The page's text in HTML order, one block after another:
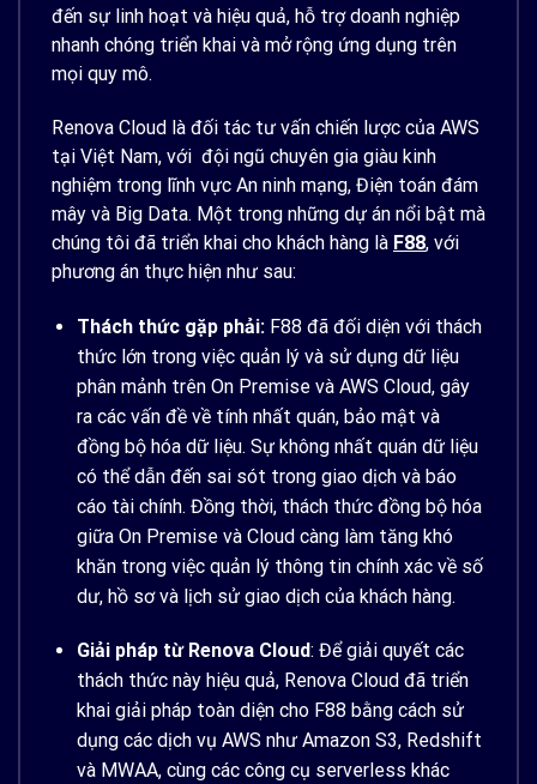
đến sự linh hoạt và hiệu quả, hỗ trợ doanh nghiệp
nhanh chóng triển khai và mở rộng ứng dụng trên
mọi quy mô.
Renova Cloud là đối tác tư vấn chiến lược của AWS
tại Việt Nam, với đội ngũ chuyên gia giàu kinh
nghiệm trong lĩnh vực An ninh mạng, Điện toán đám
mây và Big Data. Một trong những dự án nổi bật mà
chúng tôi đã triển khai cho khách hàng là F88, với
phương án thực hiện như sau:
Thách thức gặp phải: F88 đã đối diện với thách
thức lớn trong việc quản lý và sử dụng dữ liệu
phân mảnh trên On Premise và AWS Cloud, gây
ra các vấn đề về tính nhất quán, bảo mật và
đồng bộ hóa dữ liệu. Sự không nhất quán dữ liệu
có thể dẫn đến sai sót trong giao dịch và báo
cáo tài chính. Đồng thời, thách thức đồng bộ hóa
giữa On Premise và Cloud càng làm tăng khó
khăn trong việc quản lý thông tin chính xác về số
dư, hồ sơ và lịch sử giao dịch của khách hàng.
Giải pháp từ Renova Cloud: Để giải quyết các
thách thức này hiệu quả, Renova Cloud đã triển
khai giải pháp toàn diện cho F88 bằng cách sử
dụng các dịch vụ AWS như Amazon S3, Redshift
và MWAA, cùng các công cụ serverless khác